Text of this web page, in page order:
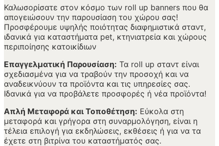
Καλωσορίσατε στον κόσμο των roll up banners που θα
απογειώσουν την παρουσίαση του χώρου σας!
Προσφέρουμε υψηλής ποιότητας διαφημιστικά σταντ,
ιδανικά για καταστήματα pet, κτηνιατρεία και χώρους
περιποίησης κατοικίδιων
Επαγγελματική Παρουσίαση: Τα roll up σταντ είναι
σχεδιασμένα για να τραβούν την προσοχή και να
αναδεικνύουν τα προϊόντα και τις υπηρεσίες σας.
Ιδανικά για να προβάλετε προσφορές ή νέα προϊόντα!
Απλή Μεταφορά και Τοποθέτηση: Εύκολα στη
μεταφορά και γρήγορα στη συναρμολόγηση, είναι η
τέλεια επιλογή για εκδηλώσεις, εκθέσεις ή για να τα
έχετε στη βιτρίνα του καταστήματός σας.